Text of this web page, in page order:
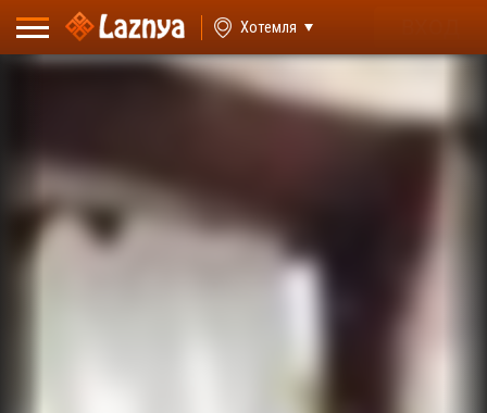
Хотемля